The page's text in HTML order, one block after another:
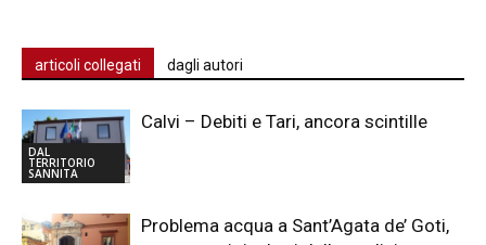
articoli collegati dagli autori
DAL
TERRITORIO
SANNITA
Calvi – Debiti e Tari, ancora scintille
Problema acqua a Sant’Agata de’ Goti,